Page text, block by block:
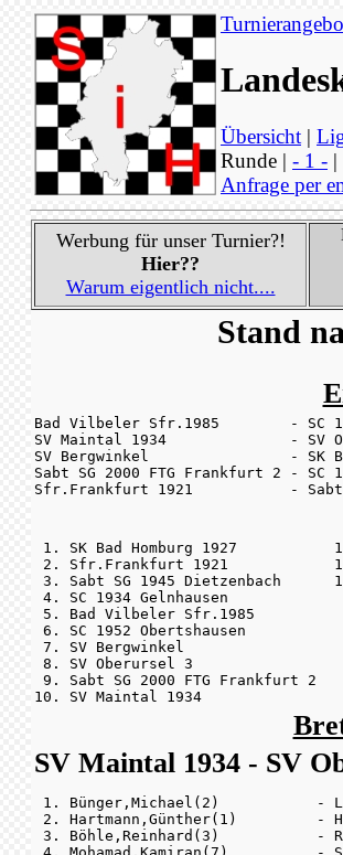
Übersicht |
Runde | - 1 - |
Anfrage per
Werbung für unser Turnier?!
Hier??
Warum eigentlich nicht....
Stand
Bad Vilbeler Sfr.1985        - SC
SV Maintal 1934              - SV
SV Bergwinkel                - SK
Sabt SG 2000 FTG Frankfurt 2 -
Sfr.Frankfurt 1921           - Sabt
1. SK Bad Homburg 1927
2. Sfr.Frankfurt 1921
3. Sabt SG 1945 Dietzenbach
4. SC 1934 Gelnhausen
5. Bad Vilbeler Sfr.1985
6. SC 1952 Obertshausen
7. SV Bergwinkel
8. SV Oberursel 3
9. Sabt SG 2000 FTG Frankfurt 2
10. SV Maintal 1934
SV Maintal 1934 - SV
1. Bünger,Michael(2)           -
2. Hartmann,Günther(1)         -
3. Böhle,Reinhard(3)           -